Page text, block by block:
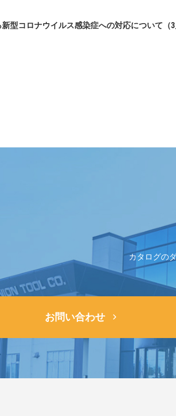
型コロナウイルス感染症への対応について（3
カタログの
お問い合わせ